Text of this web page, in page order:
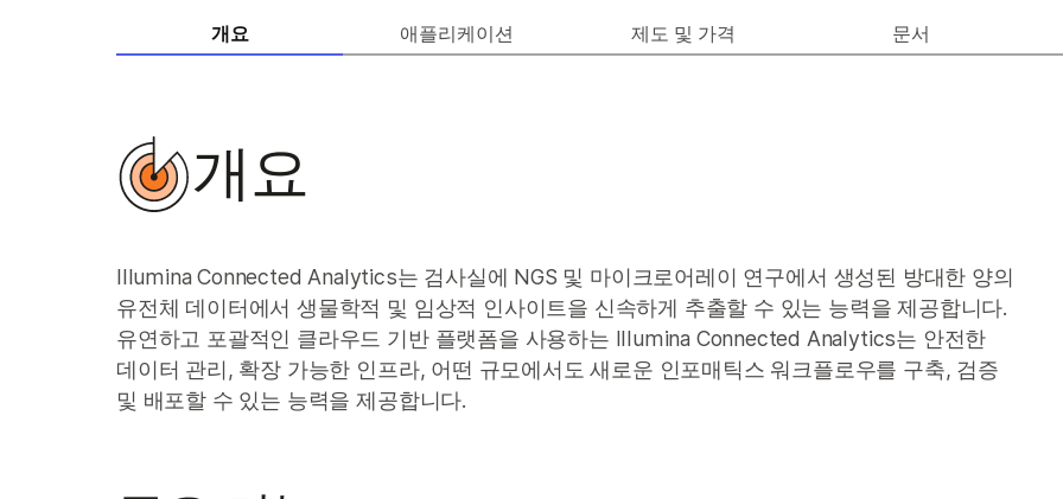
개요 애플리케이션 제도 및 가격 문서
개요
Illumina Connected Analytics는 검사실에 NGS 및 마이크로어레이 연구에서 생성된 방대한 양의
유전체 데이터에서 생물학적 및 임상적 인사이트을 신속하게 추출할 수 있는 능력을 제공합니다.
유연하고 포괄적인 클라우드 기반 플랫폼을 사용하는 Illumina Connected Analytics는 안전한
데이터 관리, 확장 가능한 인프라, 어떤 규모에서도 새로운 인포매틱스 워크플로우를 구축, 검증
및 배포할 수 있는 능력을 제공합니다.